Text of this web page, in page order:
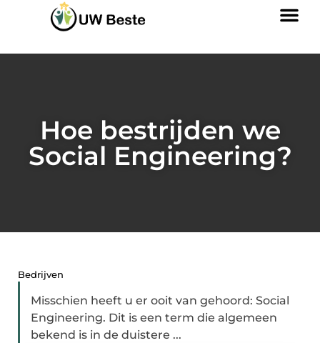
Hoe bestrijden we
Social Engineering?
Bedrijven
Misschien heeft u er ooit van gehoord: Social
Engineering. Dit is een term die algemeen
bekend is in de duistere ...